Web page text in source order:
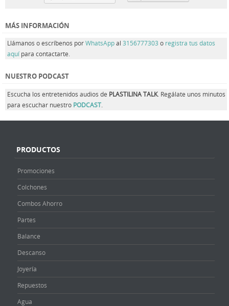
MÁS INFORMACIÓN
Llámanos o escríbenos porWhatsAppal 3156777303 o registra tus datos
aquí para contactarte.
NUESTRO PODCAST
Escucha los entretenidos audios de PLASTILINA TALK. Regálate unos minutos
para escuchar nuestro PODCAST
PRODUCTOS
Promociones
Colchones
Combos Ahorro
Partes
Balance
Descanso
Joyería
Repuestos
Agua